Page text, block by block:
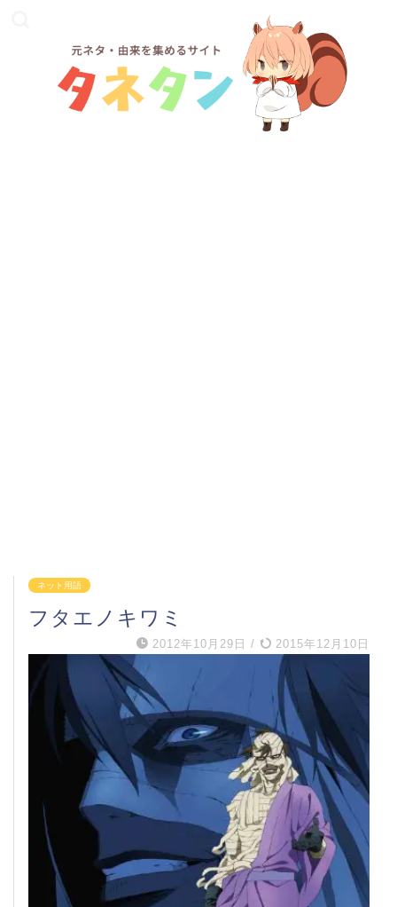
ネット用語
フタエノキワミ
2012年10月29日 / 2015年12月10日